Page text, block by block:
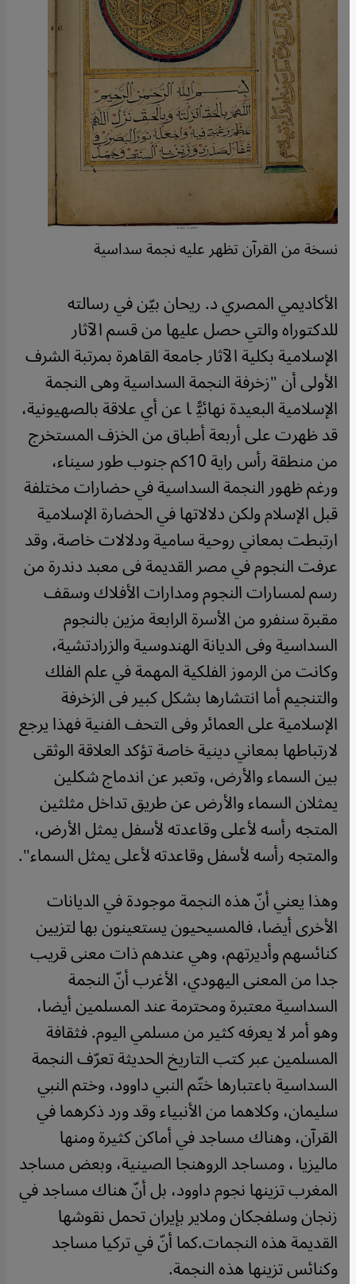
نسخة من القرآن تظهر عليه نجمة سداسية
الأكاديمي المصري د. ريحان بيّن في رسالته
للدكتوراه والتي حصل عليها من قسم الآثار
الإسلامية بكلية الآثار جامعة القاهرة بمرتبة الشرف
الأولى أن "زخرفة النجمة السداسية وهى النجمة
الإسلامية البعيدة نهائيًّا عن أي علاقة بالصهيونية،
قد ظهرت على أربعة أطباق من الخزف المستخرج
من منطقة رأس راية 10كم جنوب طور سيناء،
ورغم ظهور النجمة السداسية في حضارات مختلفة
قبل الإسلام ولكن دلالاتها في الحضارة الإسلامية
ارتبطت بمعاني روحية سامية ودلالات خاصة، وقد
عرفت النجوم في مصر القديمة فى معبد دندرة من
رسم لمسارات النجوم ومدارات الأفلاك وسقف
مقبرة سنفرو من الأسرة الرابعة مزين بالنجوم
السداسية وفى الديانة الهندوسية والزرادتشية،
وكانت من الرموز الفلكية المهمة في علم الفلك
والتنجيم أما انتشارها بشكل كبير فى الزخرفة
الإسلامية على العمائر وفى التحف الفنية فهذا يرجع
لارتباطها بمعاني دينية خاصة تؤكد العلاقة الوثقى
بين السماء والأرض، وتعبر عن اندماج شكلين
يمثلان السماء والأرض عن طريق تداخل مثلثين
المتجه رأسه لأعلى وقاعدته لأسفل يمثل الأرض،
والمتجه رأسه لأسفل وقاعدته لأعلى يمثل السماء".
وهذا يعني أنّ هذه النجمة موجودة في الديانات
الأخرى أيضا، فالمسيحيون يستعينون بها لتزيين
كنائسهم وأديرتهم، وهي عندهم ذات معنى قريب
جدا من المعنى اليهودي، الأغرب أنّ النجمة
السداسية معتبرة ومحترمة عند المسلمين أيضا،
وهو أمر لا يعرفه كثير من مسلمي اليوم. فثقافة
المسلمين عبر كتب التاريخ الحديثة تعرّف النجمة
السداسية باعتبارها ختّم النبي داوود، وختم النبي
سليمان، وكلاهما من الأنبياء وقد ورد ذكرهما في
القرآن، وهناك مساجد في أماكن كثيرة ومنها
ماليزيا ، ومساجد الروهنجا الصينية، وبعض مساجد
المغرب تزينها نجوم داوود، بل أنّ هناك مساجد في
زنجان وسلفجكان وملاير بإيران تحمل نقوشها
القديمة هذه النجمات.كما أنّ في تركيا مساجد
وكنائس تزينها هذه النجمة.